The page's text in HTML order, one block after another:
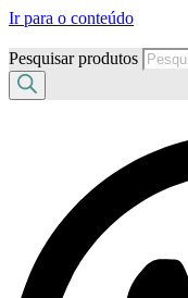
Ir para o conteúdo
Pesquisar produtos